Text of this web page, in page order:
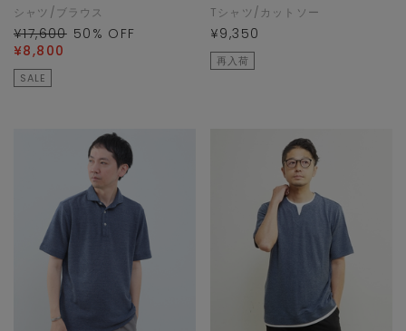
シャツ/ブラウス
¥17,600 50 % OFF
¥8,800
SALE
Tシャツ/カットソー
¥9,350
再入荷